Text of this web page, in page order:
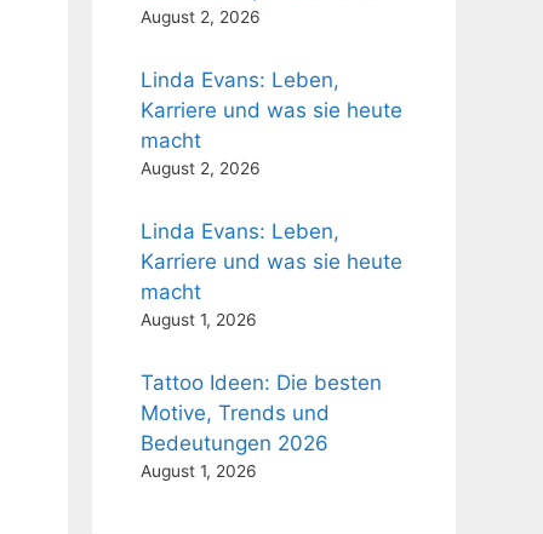
August 2, 2026
Linda Evans: Leben,
Karriere und was sie heute
macht
August 2, 2026
Linda Evans: Leben,
Karriere und was sie heute
macht
August 1, 2026
Tattoo Ideen: Die besten
Motive, Trends und
Bedeutungen 2026
August 1, 2026